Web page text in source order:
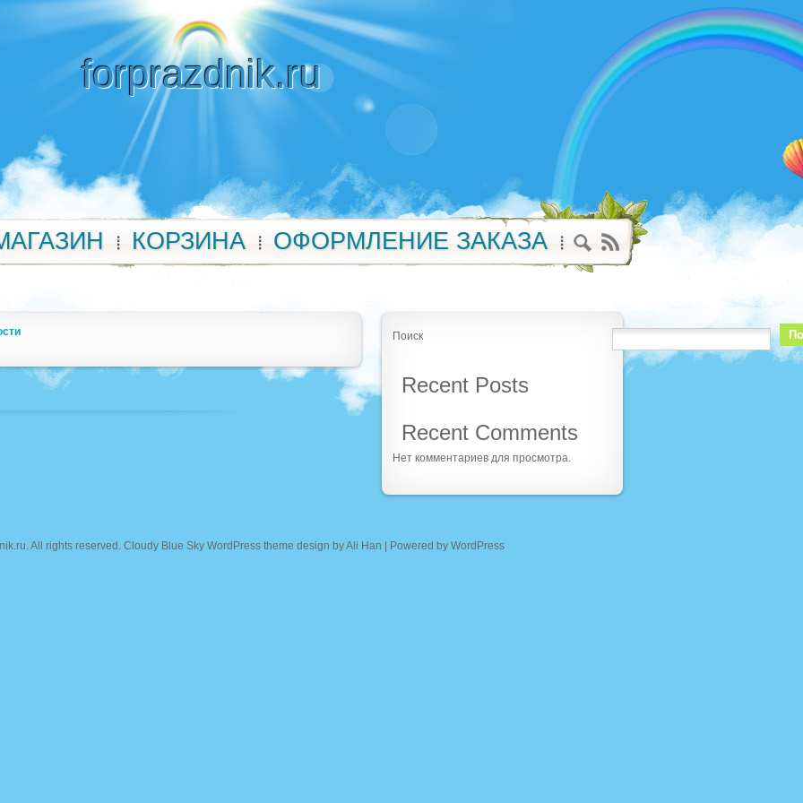
forprazdnik.ru
КОРЗИНА ОФОРМЛЕНИЕ ЗАКАЗА
Поиск
Recent Posts
Recent Comments
Нет комментариев для просмотра.
. All rights reserved. Cloudy Blue Sky WordPress theme design byAli Han | Powered by WordPress